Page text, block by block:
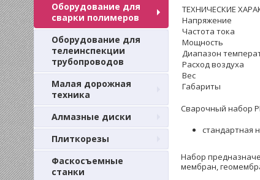
Оборудование для
сварки полимеров
Оборудование для
телеинспекции
трубопроводов
Малая дорожная
техника
Алмазные диски
Плиткорезы
Фаскосъемные
станки
ТЕХНИЧЕСКИЕ
Напряжение
Частота тока
Мощность
Диапазон
Расход воздуха
Вес
Габариты
Сварочный набор
стандартная
Набор
мембран,